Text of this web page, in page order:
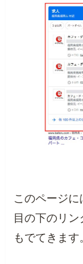
このページ
目の下のリ
もでてきます